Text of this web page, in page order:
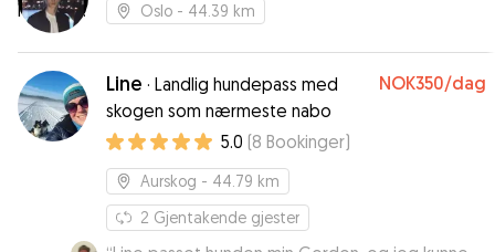
Oslo - 44.39 km
Line · Landlig hundepass med
skogen som nærmeste nabo
NOK350/dag
5.0 (8 Bookinger)
Aurskog - 44.79 km
2 Gjentakende gjester